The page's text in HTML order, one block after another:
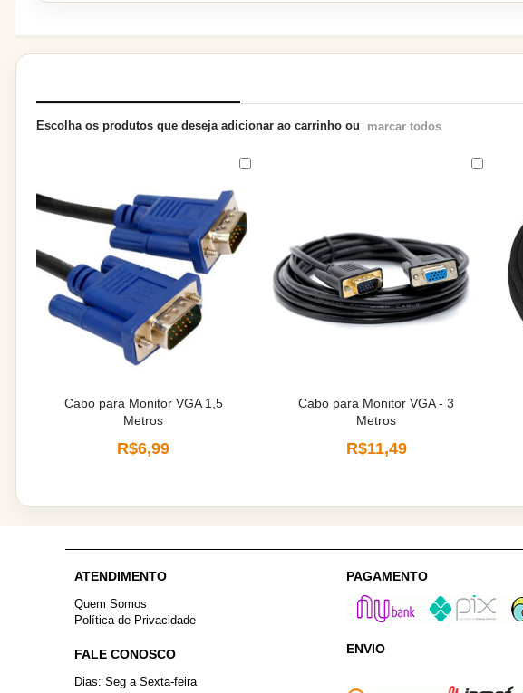
Escolha os produtos que deseja adicionar ao carrinho ou marcar todos
Cabo para Monitor VGA 1,5
Metros
R$6,99
Cabo para Monitor VGA - 3
Metros
R$11,49
ATENDIMENTO
Quem Somos
Política de Privacidade
FALE CONOSCO
Dias: Seg a Sexta-feira
PAGAMENTO
ENVIO